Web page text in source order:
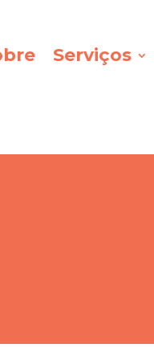
Serviços